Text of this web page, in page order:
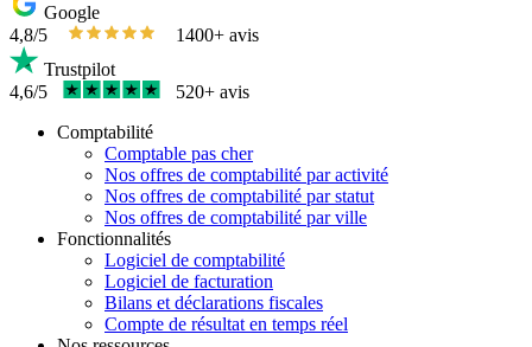
Google
4,8/5
1400+ avis
Trustpilot
4,6/5
520+ avis
Comptabilité
Comptable pas cher
Nos offres de comptabilité par activité
Nos offres de comptabilité par statut
Nos offres de comptabilité par ville
Fonctionnalités
Logiciel de comptabilité
Logiciel de facturation
Bilans et déclarations fiscales
Compte de résultat en temps réel